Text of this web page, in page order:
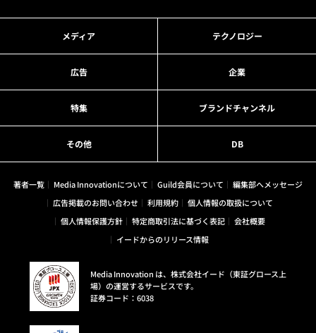
メディア テクノロジー
広告 企業
特集 ブランドチャンネル
その他 DB
著者一覧 Media Innovationについて Guild会員について
編集部へメッセージ
広告掲載のお問い合わせ
利用規約
個人情報の取扱について
個人情報保護方針
特定商取引法に基づく表記
会社概要
イードからのリリース情報
Media Innovation は、株式会社イード（東証グロース上
場）の運営するサービスです。
証券コード：6038